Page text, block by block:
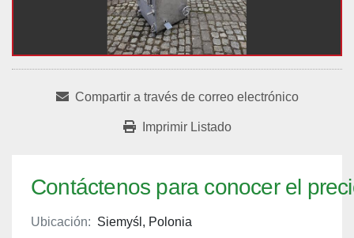
Compartir a través de correo electrónico
Imprimir Listado
Contáctenos para conocer el
Ubicación: Siemyśl, Polonia